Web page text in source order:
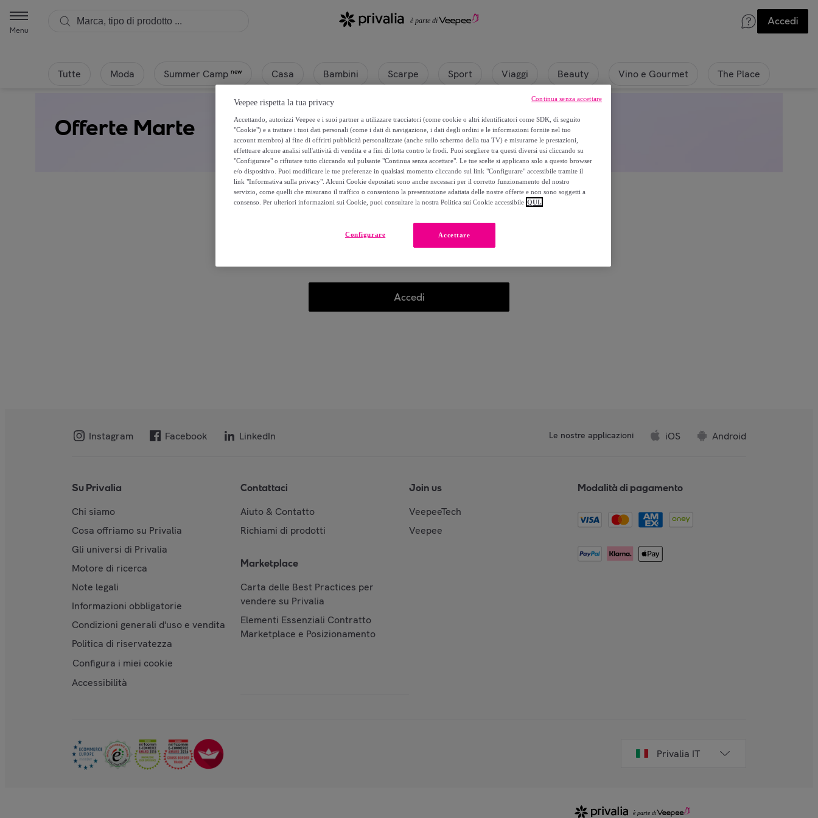
Menu
Accedi
Tutte Moda Summer Camp new Casa Bambini Scarpe Sport Viaggi Beauty Vino e Gourmet The Place
Offerte Marte
Attualmente non è disponibile alcun prodotto.
Accedi
Instagram Facebook LinkedIn Le nostre applicazioni iOS Android
Su Privalia
Chi siamo
Cosa offriamo su Privalia
Gli universi di Privalia
Motore di ricerca
Note legali
Informazioni obbligatorie
Condizioni generali d'uso e vendita
Politica di riservatezza
Configura i miei cookie
Accessibilità
Contattaci
Aiuto & Contatto
Richiami di prodotti
Marketplace
Carta delle Best Practices per
vendere su Privalia
Elementi Essenziali Contratto
Marketplace e Posizionamento
Join us
VeepeeTech
Veepee
Modalità di pagamento
Privalia IT
Veepee rispetta la tua privacy
Accettando, autorizzi Veepee e i suoi partner a utilizzare tracciatori (come cookie o altri identificatori come SDK, di seguito
"Cookie") e a trattare i tuoi dati personali (come i dati di navigazione, i dati degli ordini e le informazioni fornite nel tuo
account membro) al fine di offrirti pubblicità personalizzate (anche sullo schermo della tua TV) e misurarne le prestazioni,
effettuare alcune analisi sull'attività di vendita e a fini di lotta contro le frodi. Puoi scegliere tra questi diversi usi cliccando su
"Configurare" o rifiutare tutto cliccando sul pulsante "Continua senza accettare". Le tue scelte si applicano solo a questo browser
e/o dispositivo. Puoi modificare le tue preferenze in qualsiasi momento cliccando sul link "Configurare" accessibile tramite il
link "Informativa sulla privacy". Alcuni Cookie depositati sono anche necessari per il corretto funzionamento del nostro
servizio, come quelli che misurano il traffico o consentono la presentazione adattata delle nostre offerte e non sono soggetti a
consenso. Per ulteriori informazioni sui Cookie, puoi consultare la nostra Politica sui Cookie accessibile QUI.
Accettare
Configurare
Continua senza accettare